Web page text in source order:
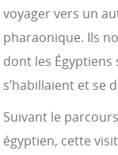
voyager vers un
pharaonique. Ils
dont les
s’habillaient et se
Suivant le
égyptien, cette